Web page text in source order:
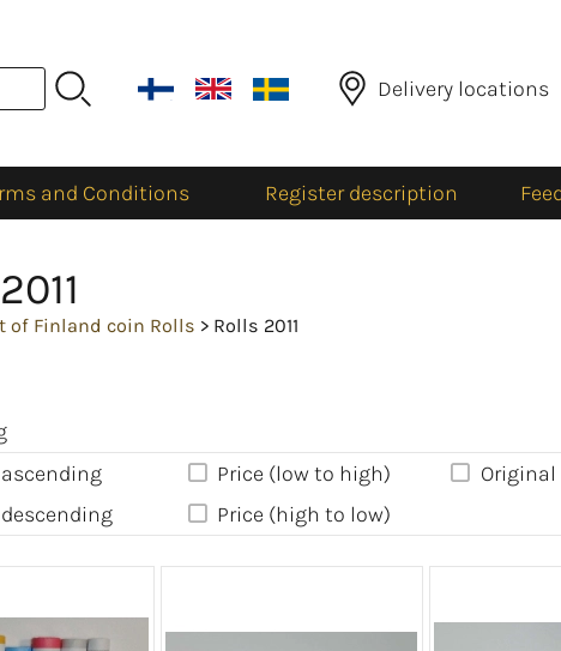
Delivery locations
and Conditions Register description
of Finland coin Rolls > Rolls 2011
Price (low to high)
Price (high to low)
Original